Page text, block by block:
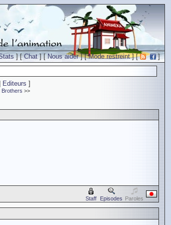
] [Chat] [Nous aider] [Mode restreint] [ ]
Editeurs ]
Brothers >>
Staff Episodes Paroles